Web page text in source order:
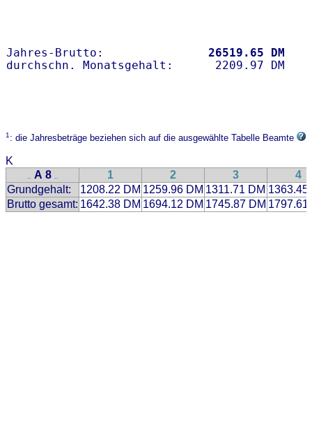
Jahres-Brutto: 26519.65 DM
1: die Jahresbeträge beziehen sich auf die ausgewählte Tabelle Beamte
K
.. A 8 .. 1 2 3
4
Grundgehalt:
1208.22 DM 1259.96 DM 1311.71 DM 1363.45
Brutto gesamt: 1642.38 DM 1694.12 DM 1745.87 DM 1797.61